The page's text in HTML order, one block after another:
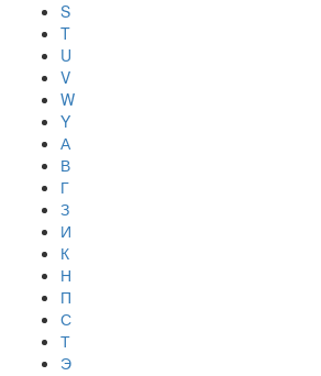
S
T
U
V
W
Y
А
В
Г
З
И
К
Н
П
С
Т
Э